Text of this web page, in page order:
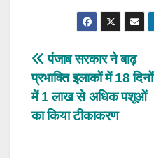
Post
navigation
पंजाब सरकार ने बाढ़
प्रभावित इलाकों में 18 दिनों
में 1 लाख से अधिक पशूओं
का किया टीकाकरण